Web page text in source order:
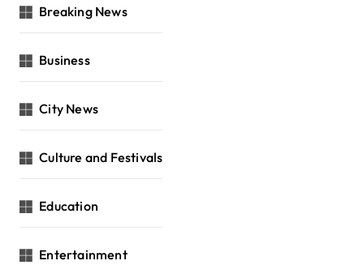
Breaking News
Business
City News
Culture and Festivals
Education
Entertainment